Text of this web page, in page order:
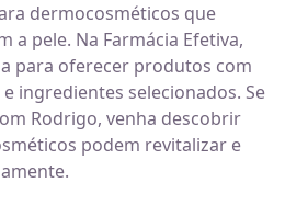
dermocosméticos que
a pele. Na Farmácia Efetiva,
para oferecer produtos com
ingredientes selecionados. Se
Rodrigo, venha descobrir
podem revitalizar e